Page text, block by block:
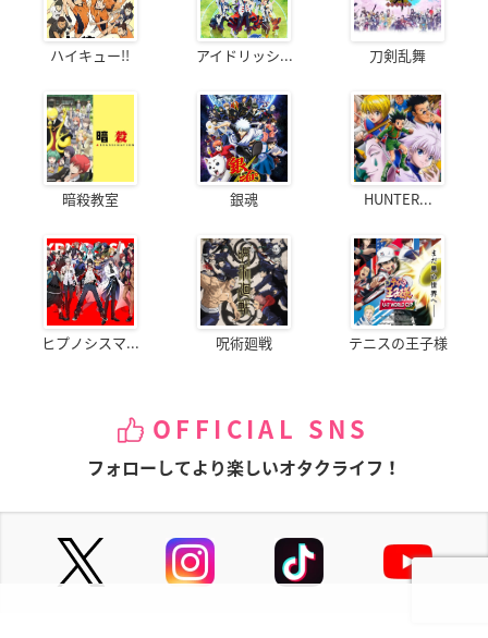
ハイキュー!! アイドリッシ... 刀剣乱舞
暗殺教室 銀魂 HUNTER...
ヒプノシスマ... 呪術廻戦 テニスの王子様
OFFICIAL SNS
フォローしてより楽しいオタクライフ！